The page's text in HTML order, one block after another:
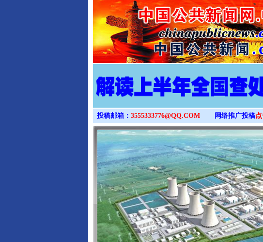
>
投稿邮箱： 3555333776@QQ.COM 网络推广投稿